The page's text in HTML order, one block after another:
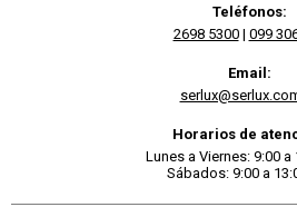
Teléfonos:
2698 5300| 099
Email:
Horarios de
Lunes a Viernes: 9:00 a
Sábados: 9:00 a